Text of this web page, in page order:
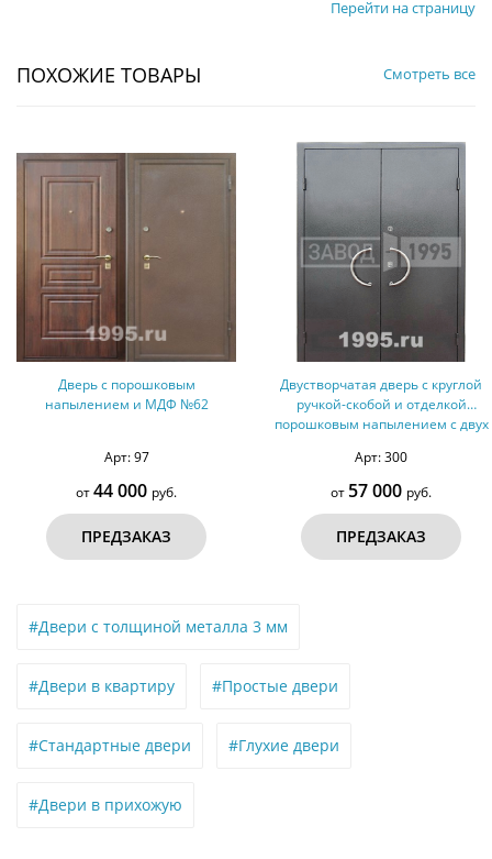
Перейти на страницу
ПОХОЖИЕ ТОВАРЫ Смотреть все
и МДФ №62
Двустворчатая дверь с круглой
ручкой-скобой и отделкой
порошковым напылением с двух
Дверь
#Двери с толщиной металла 3 мм
#Двери в квартиру #Простые двери
#Стандартные двери #Глухие двери
#Двери в прихожую